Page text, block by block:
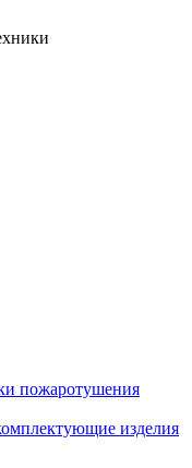
пожаротушения
изделия